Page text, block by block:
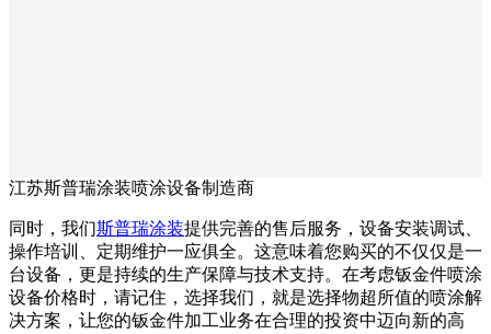
江苏斯普瑞涂装喷涂设备制造商
同时，我们斯普瑞涂装提供完善的售后服务，设备安装调试、
操作培训、定期维护一应俱全。这意味着您购买的不仅仅是一
台设备，更是持续的生产保障与技术支持。在考虑钣金件喷涂
设备价格时，请记住，选择我们，就是选择物超所值的喷涂解
决方案，让您的钣金件加工业务在合理的投资中迈向新的高